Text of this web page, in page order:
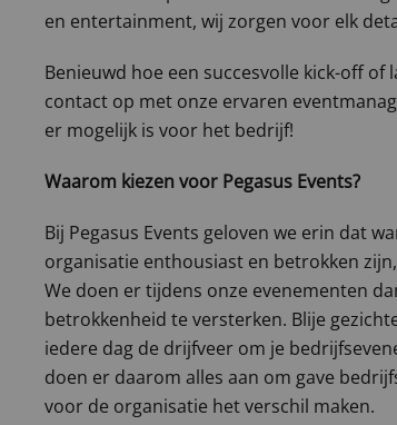
en entertainment, wij zorgen voor elk
Benieuwd hoe een succesvolle kick-off of
contact op met onze ervaren
er mogelijk is voor het bedrijf!
Waarom kiezen voor Pegasus Events?
Bij Pegasus Events geloven we erin dat
organisatie enthousiast en betrokken
We doen er tijdens onze evenementen
betrokkenheid te versterken. Blije
iedere dag de drijfveer om je
doen er daarom alles aan om gave
voor de organisatie het verschil maken.